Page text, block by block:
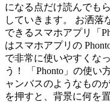
になる点だけ読んでも
していきます。 お洒落
できるスマホアプリ「
はスマホアプリの
で非常に使いやすくな
う！ 「Phonto」の使い
ャンバスのようなもの
を押すと、背景に何を